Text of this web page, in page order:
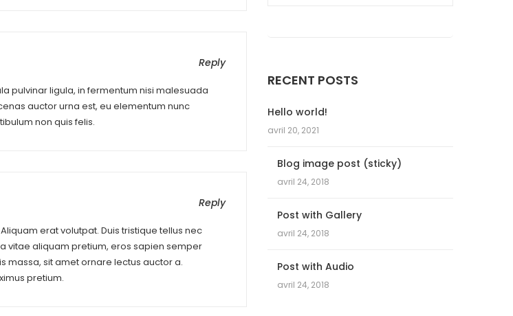
Reply
pulvinar ligula, in fermentum nisi malesuada
auctor urna est, eu elementum nunc
non quis felis.
Reply
erat volutpat. Duis tristique tellus nec
vitae aliquam pretium, eros sapien semper
massa, sit amet ornare lectus auctor a.
pretium.
RECENT POSTS
Hello world!
avril 20, 2021
Blog image post (sticky)
avril 24, 2018
Post with Gallery
avril 24, 2018
Post with Audio
avril 24, 2018